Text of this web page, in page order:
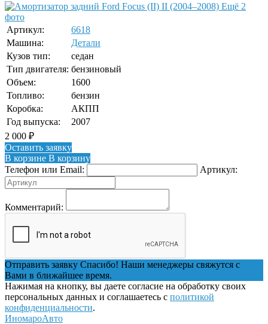
Ещё 2
фото
Артикул:
6618
Машина:
Детали
Кузов тип:
седан
Тип двигателя: бензиновый
Объем:
1600
Топливо:
бензин
Коробка:
АКПП
Год выпуска:
2007
2 000 ₽
Оставить заявку
В корзине В корзину
Телефон или Email:
Артикул:
Комментарий:
Отправить заявку Спасибо! Наши менеджеры свяжутся с
Вами в ближайшее время.
Нажимая на кнопку, вы даете согласие на обработку своих
персональных данных и соглашаетесь с политикой
конфиденциальности.
ИномароАвто